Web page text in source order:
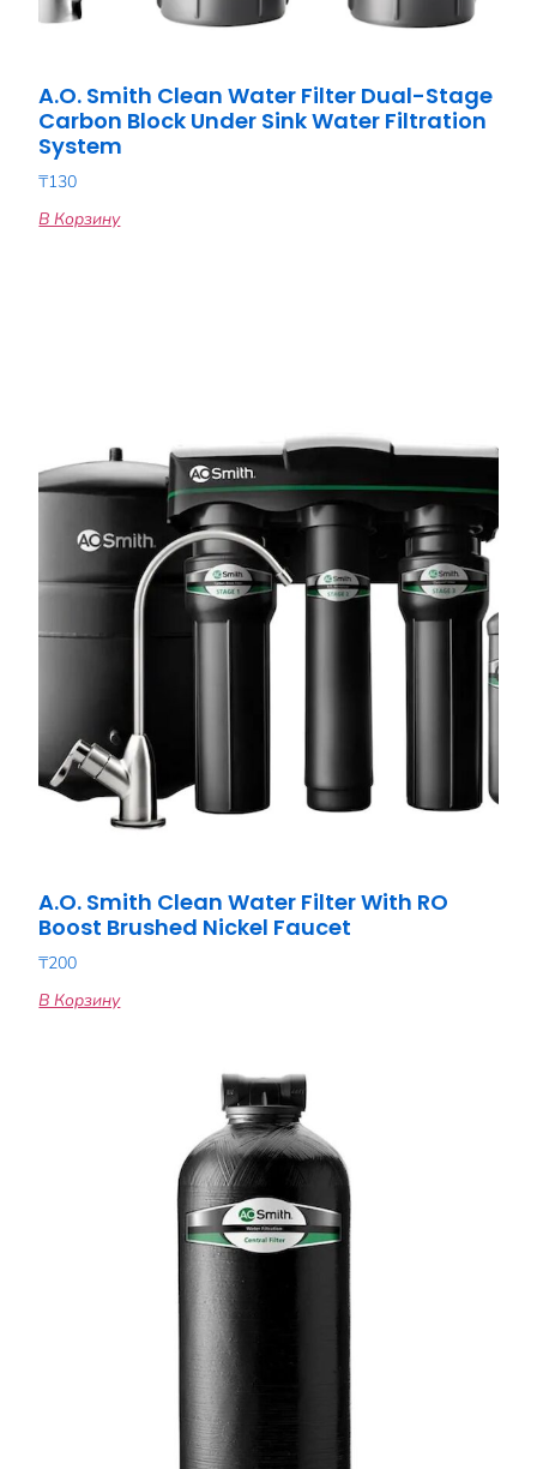
A.O. Smith Clean Water Filter Dual-Stage
Carbon Block Under Sink Water Filtration
System
₸130
В Корзину
A.O. Smith Clean Water Filter With RO
Boost Brushed Nickel Faucet
₸200
В Корзину